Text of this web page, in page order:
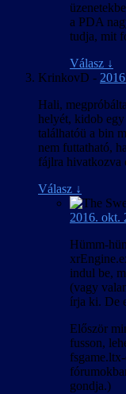
a PDA
tudja, mit
Válasz ↓
KrinkovD -
Hali,
helyét, kidob
találhatóü a bin
nem futtatható,
fájlra hivatkozva
Válasz ↓
2016. okt.
Hümm-
indul be,
(vagy
írja ki. De
Először
fusson,
gondja.)